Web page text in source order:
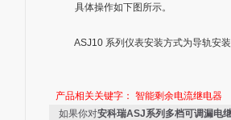
具体操作如下图所示。
ASJ10 系列仪表安装方式为导轨安装
产品相关关键字： 智能剩余电流继电器
如果你对安科瑞ASJ系列多档可调漏电